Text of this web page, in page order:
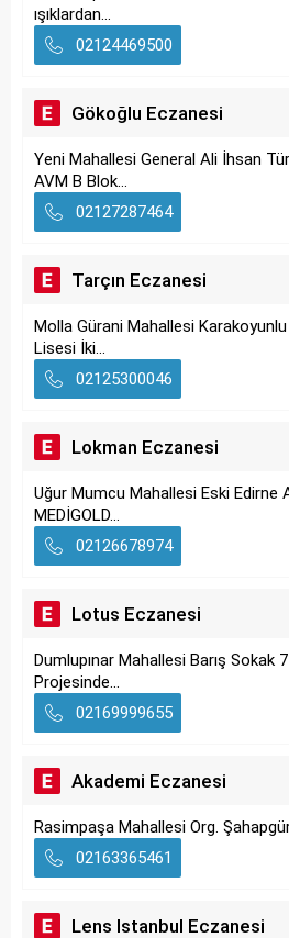
ışıklardan...
02124469500
Gökoğlu Eczanesi
Yeni Mahallesi General Ali İhsan
AVM B Blok...
02127287464
Tarçın Eczanesi
Molla Gürani Mahallesi
Lisesi İki...
02125300046
Lokman Eczanesi
Uğur Mumcu Mahallesi Eski Edirne
MEDİGOLD...
02126678974
Lotus Eczanesi
Dumlupınar Mahallesi Barış Sokak
Projesinde...
02169999655
Akademi Eczanesi
Rasimpaşa Mahallesi Org.
02163365461
Lens Istanbul Eczanesi